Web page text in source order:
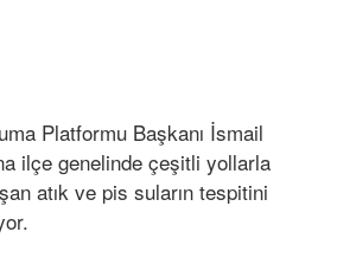
Platformu Başkanı İsmail
ilçe genelinde çeşitli yollarla
atık ve pis suların tespitini